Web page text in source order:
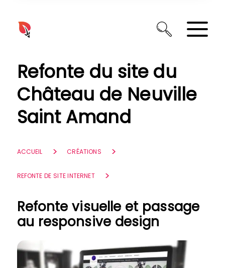
Refonte du site du
Château de Neuville
Saint Amand
ACCUEIL CRÉATIONS
REFONTE DE SITE INTERNET
Refonte visuelle et passage
au responsive design